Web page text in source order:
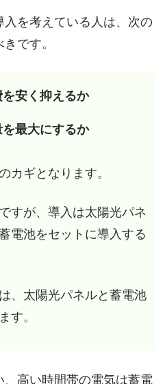
入を考えている人は、次の
です。
安く抑えるか
最大にするか
カギとなります。
すが、導入は太陽光パネ
電池をセットに導入する
、太陽光パネルと蓄電池
す。
高い時間帯の電気は蓄電